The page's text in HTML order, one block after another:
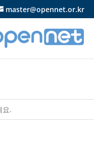
master@opennet.or.kr